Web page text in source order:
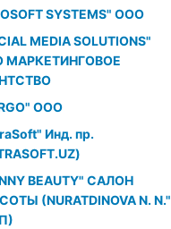
SYSTEMS" ООО
MEDIA SOLUTIONS"
МАРКЕТИНГОВОЕ
ООО
Инд. пр.
BEAUTY" САЛОН
(NURATDINOVA N. N."